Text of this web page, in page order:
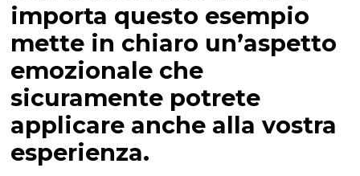
importa questo esempio
mette in chiaro un’aspetto
emozionale che
sicuramente potrete
applicare anche alla vostra
esperienza.